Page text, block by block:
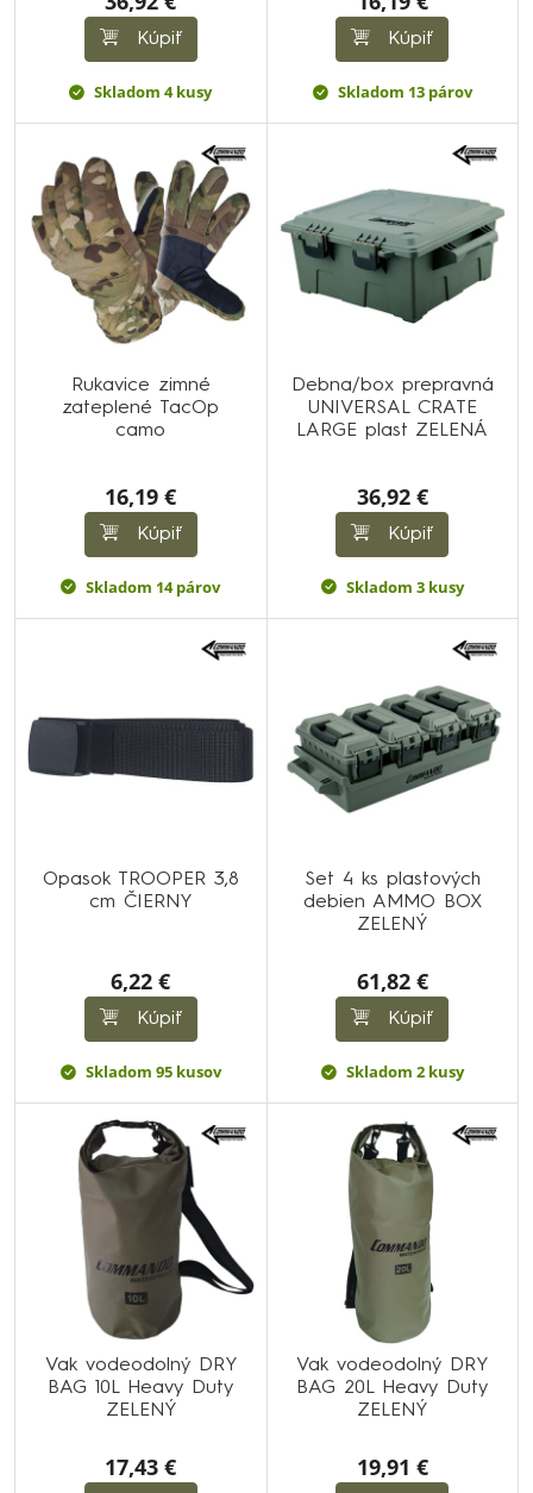
Kúpiť
Skladom 4 kusy
Kúpiť
Skladom 13 párov
Rukavice zimné
zateplené TacOp
camo
16,19 €
Kúpiť
Skladom 14 párov
Debna/box prepravná
UNIVERSAL CRATE
LARGE plast ZELENÁ
36,92 €
Kúpiť
Skladom 3 kusy
Opasok TROOPER 3,8
cm ČIERNY
6,22 €
Kúpiť
Skladom 95 kusov
Set 4 ks plastových
debien AMMO BOX
ZELENÝ
61,82 €
Kúpiť
Skladom 2 kusy
Vak vodeodolný DRY
BAG 10L Heavy Duty
ZELENÝ
17,43 €
Vak vodeodolný DRY
BAG 20L Heavy Duty
ZELENÝ
19,91 €